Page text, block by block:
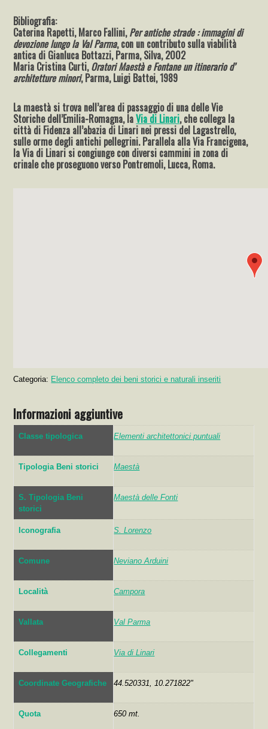
Bibliografia:
Caterina Rapetti, Marco Fallini,Per antiche strade : immagini di
devozione lungo la Val Parma, con un contributo sulla viabilità
antica di Gianluca Bottazzi, Parma, Silva, 2002
Maria Cristina Curti,Oratori Maestà e Fontane un itinerario d’
architetture minori, Parma, Luigi Battei, 1989
La maestà si trova nell’area di passaggio di una delle Vie
Storiche dell’Emilia-Romagna, laVia di Linari, che collega la
città di Fidenza all’abazia di Linari nei pressi del Lagastrello,
sulle orme degli antichi pellegrini. Parallela alla Via Francigena,
la Via di Linari si congiunge con diversi cammini in zona di
crinale che proseguono verso Pontremoli, Lucca, Roma.
Categoria: Elenco completo dei beni storici e naturali inseriti
Informazioni aggiuntive
Classe tipologica Elementi architettonici puntuali
Tipologia Beni storici Maestà
S. Tipologia Beni
storici
Maestà delle Fonti
Iconografia S. Lorenzo
Comune Neviano Arduini
Località Campora
Vallata Val Parma
Collegamenti Via di Linari
Coordinate Geografiche 44.520331, 10.271822"
Quota 650 mt.